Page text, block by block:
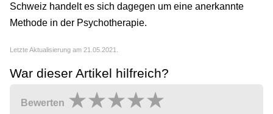
Schweiz handelt es sich dagegen um eine anerkannte
Methode in der Psychotherapie.
Letzte Aktualisierung am 21.05.2021.
War dieser Artikel hilfreich?
Bewerten